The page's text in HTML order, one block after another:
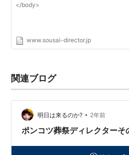
</body>
www.sousai-director.jp
関連ブログ
明日は来るのか? • 2年前
ポンコツ葬祭ディレクター